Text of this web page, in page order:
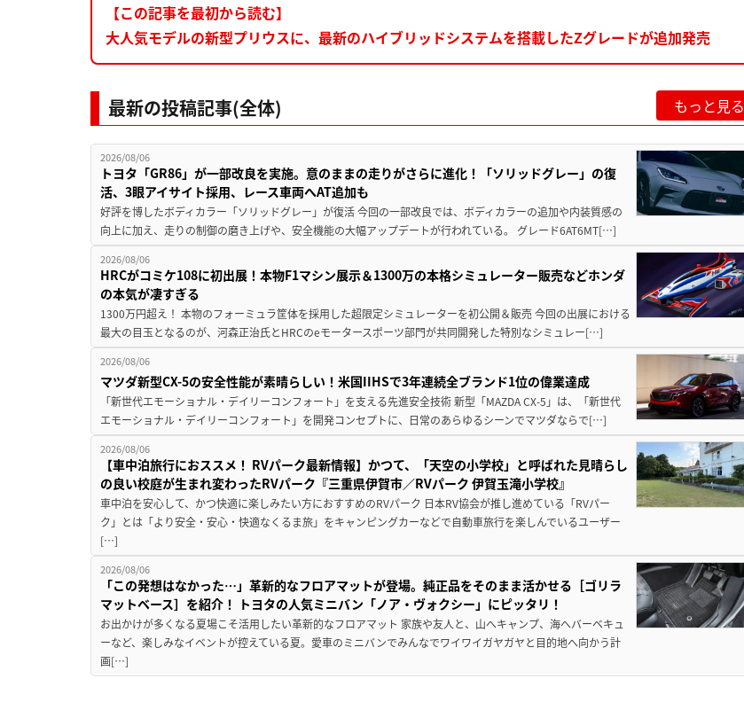
【この記事を最初から読む】
大人気モデルの新型プリウスに、最新のハイブリッドシステムを搭載したZグレードが追加発売
最新の投稿記事(全体) もっと見る
2026/08/06
トヨタ「GR86」が一部改良を実施。意のままの走りがさらに進化！「ソリッドグレー」の復
活、3眼アイサイト採用、レース車両へAT追加も
好評を博したボディカラー「ソリッドグレー」が復活 今回の一部改良では、ボディカラーの追加や内装質感の
向上に加え、走りの制御の磨き上げや、安全機能の大幅アップデートが行われている。 グレード6AT6MT[…]
2026/08/06
HRCがコミケ108に初出展！本物F1マシン展示＆1300万の本格シミュレーター販売などホンダ
の本気が凄すぎる
1300万円超え！ 本物のフォーミュラ筐体を採用した超限定シミュレーターを初公開＆販売 今回の出展における
最大の目玉となるのが、河森正治氏とHRCのeモータースポーツ部門が共同開発した特別なシミュレー[…]
2026/08/06
マツダ新型CX-5の安全性能が素晴らしい！米国IIHSで3年連続全ブランド1位の偉業達成
「新世代エモーショナル・デイリーコンフォート」を支える先進安全技術 新型「MAZDA CX-5」は、「新世代
エモーショナル・デイリーコンフォート」を開発コンセプトに、日常のあらゆるシーンでマツダならで[…]
2026/08/06
【車中泊旅行におススメ！ RVパーク最新情報】かつて、「天空の小学校」と呼ばれた見晴らし
の良い校庭が生まれ変わったRVパーク『三重県伊賀市／RVパーク 伊賀玉滝小学校』
車中泊を安心して、かつ快適に楽しみたい方におすすめのRVパーク 日本RV協会が推し進めている「RVパー
ク」とは「より安全・安心・快適なくるま旅」をキャンピングカーなどで自動車旅行を楽しんでいるユーザー
[…]
2026/08/06
「この発想はなかった…」革新的なフロアマットが登場。純正品をそのまま活かせる［ゴリラ
マットベース］を紹介！ トヨタの人気ミニバン「ノア・ヴォクシー」にピッタリ！
お出かけが多くなる夏場こそ活用したい革新的なフロアマット 家族や友人と、山へキャンプ、海へバーベキュ
ーなど、楽しみなイベントが控えている夏。愛車のミニバンでみんなでワイワイガヤガヤと目的地へ向かう計
画[…]